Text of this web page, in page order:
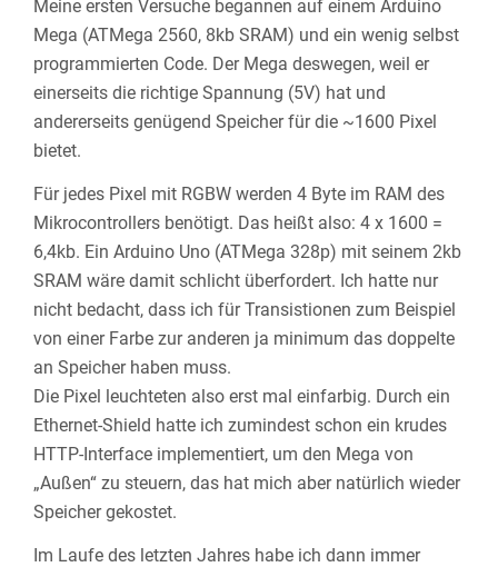
Meine ersten Versuche begannen auf einem Arduino
Mega (ATMega 2560, 8kb SRAM) und ein wenig selbst
programmierten Code. Der Mega deswegen, weil er
einerseits die richtige Spannung (5V) hat und
andererseits genügend Speicher für die ~1600 Pixel
bietet.
Für jedes Pixel mit RGBW werden 4 Byte im RAM des
Mikrocontrollers benötigt. Das heißt also: 4 x 1600 =
6,4kb. Ein Arduino Uno (ATMega 328p) mit seinem 2kb
SRAM wäre damit schlicht überfordert. Ich hatte nur
nicht bedacht, dass ich für Transistionen zum Beispiel
von einer Farbe zur anderen ja minimum das doppelte
an Speicher haben muss.
Die Pixel leuchteten also erst mal einfarbig. Durch ein
Ethernet-Shield hatte ich zumindest schon ein krudes
HTTP-Interface implementiert, um den Mega von
„Außen“ zu steuern, das hat mich aber natürlich wieder
Speicher gekostet.
Im Laufe des letzten Jahres habe ich dann immer